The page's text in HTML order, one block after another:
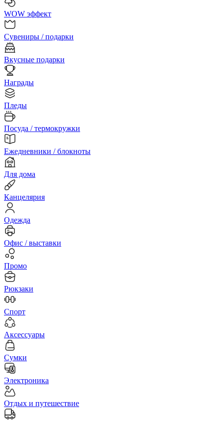
WOW эффект
Сувениры / подарки
Вкусные подарки
Награды
Пледы
Посуда / термокружки
Ежедневники / блокноты
Для дома
Канцелярия
Одежда
Офис / выставки
Промо
Рюкзаки
Спорт
Аксессуары
Сумки
Электроника
Отдых и путешествие